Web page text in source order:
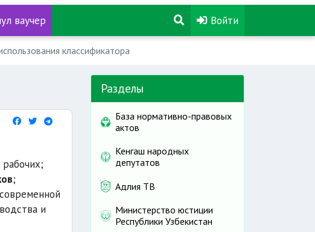
ваучер Войти
классификатора
;
и
Разделы
База нормативно-правовых
актов
Кенгаш народных
депутатов
Адлия ТВ
Министерство юстиции
Республики Узбекистан